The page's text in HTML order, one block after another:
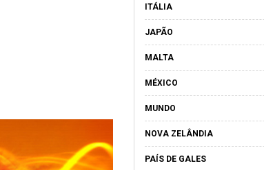
ITÁLIA
JAPÃO
MALTA
MÉXICO
MUNDO
NOVA ZELÂNDIA
PAÍS DE GALES